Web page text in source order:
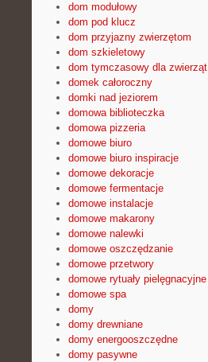
dom modułowy
dom pod klucz
dom przyjazny zwierzętom
dom szkieletowy
dom tymczasowy dla zwierząt
domek całoroczny
domki nad jeziorem
domowa biblioteczka
domowa pizzeria
domowe biuro
domowe biuro inspiracje
domowe dekoracje
domowe fermentacje
domowe instalacje
domowe makarony
domowe nalewki
domowe oszczędzanie
domowe przetwory
domowe rytuały pielęgnacyjne
domowe spa
domy
domy drewniane
domy energooszczędne
domy pasywne